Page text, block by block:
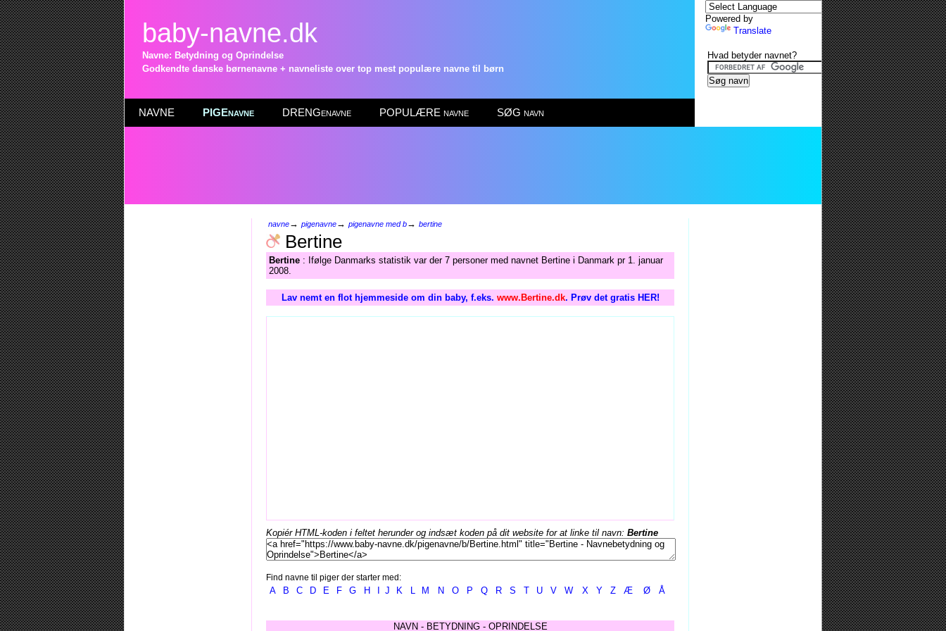
baby-navne.dk
Navne: Betydning og Oprindelse
Godkendte danske børnenavne + navneliste over top mest populære navne til børn
NAVNE PIGEnavne DRENGenavne POPULÆRE navne SØG navn
navne→ pigenavne→ pigenavne med b→ bertine
Bertine
Bertine : Ifølge Danmarks statistik var der 7 personer med navnet Bertine i Danmark pr 1. januar
2008.
Lav nemt en flot hjemmeside om din baby, f.eks. www.Bertine.dk. Prøv det gratis HER!
Kopiér HTML-koden i feltet herunder og indsæt koden på dit website for at linke til navn: Bertine
Find navne til piger der starter med:
A B C D E F G H J K L M N O P Q R S T U V W X Y Z Æ Ø Å
NAVN - BETYDNING - OPRINDELSE
Powered by
Translate
Hvad betyder navnet?